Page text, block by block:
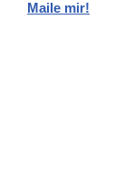
Maile mir!